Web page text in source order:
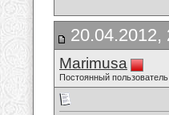
20.04.2012,
Marimusa
Постоянный пользователь